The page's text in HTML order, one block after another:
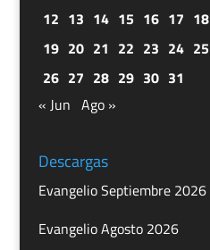
12 13 14 15 16 17 18
19 20 21 22 23 24 25
26 27 28 29 30 31
« Jun Ago »
Descargas
Evangelio Septiembre 2026
Evangelio Agosto 2026